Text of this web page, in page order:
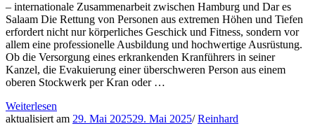
– internationale Zusammenarbeit zwischen Hamburg und Dar es
Salaam Die Rettung von Personen aus extremen Höhen und Tiefen
erfordert nicht nur körperliches Geschick und Fitness, sondern vor
allem eine professionelle Ausbildung und hochwertige Ausrüstung.
Ob die Versorgung eines erkrankenden Kranführers in seiner
Kanzel, die Evakuierung einer überschweren Person aus einem
oberen Stockwerk per Kran oder …
Weiterlesen
aktualisiert am 29. Mai 202529. Mai 2025/ Reinhard